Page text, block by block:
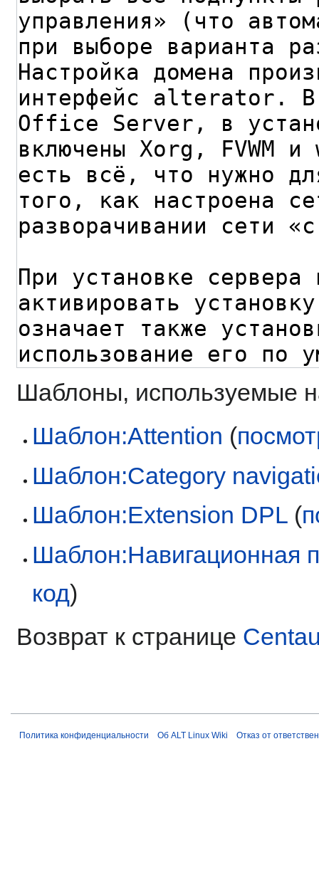
Шаблоны, используемые
Шаблон:Attention (
Шаблон:Category
Шаблон:Extension DPL (
Шаблон:Навигационная
код)
Возврат к странице
Политика конфиденциальности Об ALT Linux Wiki Отказ от